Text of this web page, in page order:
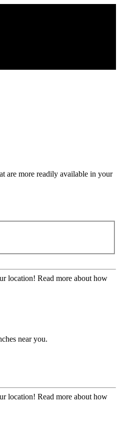
are more readily available in your
location! Read more about how
near you.
location! Read more about how